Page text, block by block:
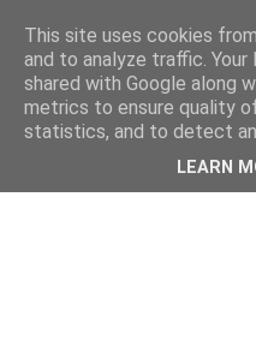
This site uses cookies
and to analyze traffic.
shared with Google along
metrics to ensure quality
statistics, and to detect
LEARN